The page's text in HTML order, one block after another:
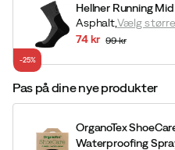
Hellner Running
Asphalt,Vælg
74 kr 99 kr
-25%
Pas på dine nye produkter
OrganoTex
Waterproofing